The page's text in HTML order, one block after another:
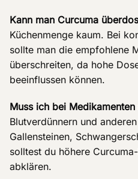
Kann man Curcuma
Küchenmenge kaum. Bei
sollte man die empfohlene
überschreiten, da hohe
beeinflussen können.
Muss ich bei Medikamenten
Blutverdünnern und
Gallensteinen,
solltest du höhere
abklären.